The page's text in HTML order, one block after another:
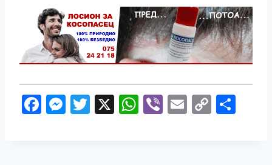
F M T X W Vi E C